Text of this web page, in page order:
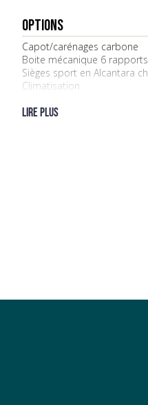
OPTIONS
Capot/carénages carbone
Boite mécanique 6 rapports
Sièges sport en Alcantara
Climatisation
Caméra de recul / capteurs
Lire plus